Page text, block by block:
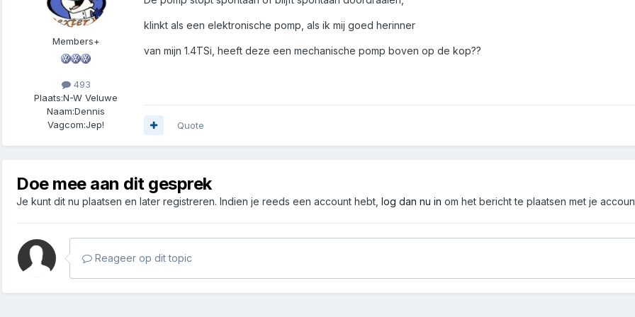
Members+
493
Plaats:N-W Veluwe
Naam:Dennis
Vagcom:Jep!
klinkt als een elektronische pomp, als ik mij goed herinner
van mijn 1.4TSi, heeft deze een mechanische pomp boven op de kop??
Quote
Doe mee aan dit gesprek
Je kunt dit nu plaatsen en later registreren. Indien je reeds een account hebt, log dan nu in om het bericht te plaatsen met je
Reageer op dit topic